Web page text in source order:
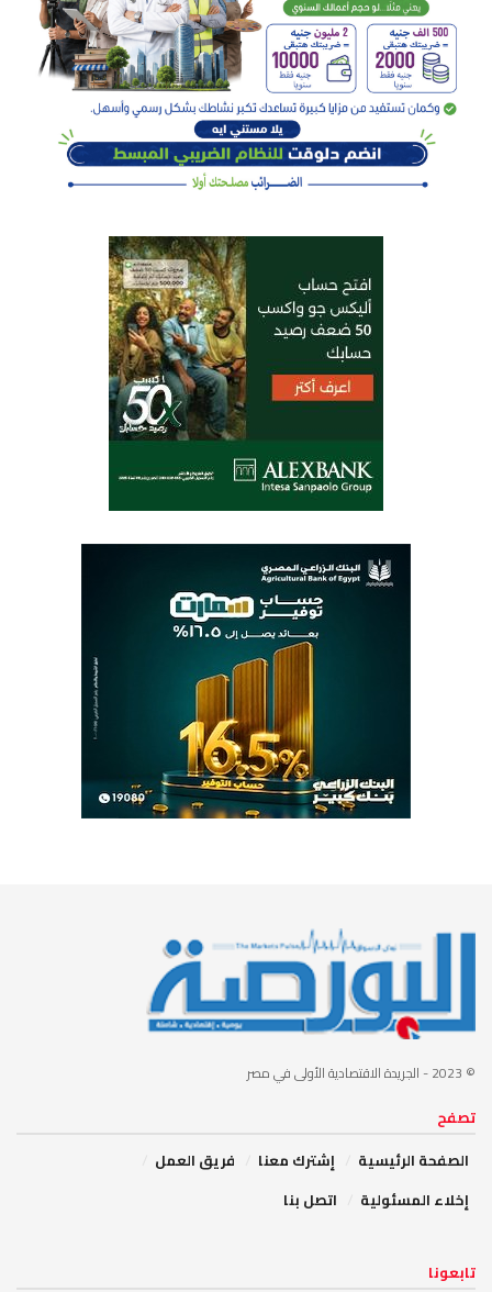
© 2023 - الجريدة الاقتصادية الأولى في مصر
تصفح
الصفحة الرئيسية
إشترك معنا
فريق العمل
إخلاء المسئولية
اتصل بنا
تابعونا